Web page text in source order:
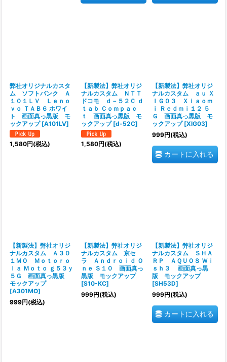
弊社オリジナルカスタ
ム ソフトバンク Ａ
１０１ＬＶ Ｌｅｎｏ
ｖｏ ＴＡＢ６ ホワイ
ト 画面真っ黒版 モ
ックアップ [A101LV]
1,580円(税込)
【新製法】弊社オリジ
ナルカスタム ＮＴＴ
ドコモ ｄ－５２Ｃ ｄ
ｔａｂ Ｃｏｍｐａｃ
ｔ 画面真っ黒版 モ
ックアップ [d-52C]
1,580円(税込)
【新製法】弊社オリジ
ナルカスタム ａｕ Ｘ
ＩＧ０３ Ｘｉａｏｍ
ｉ Ｒｅｄｍｉ１２ ５
Ｇ 画面真っ黒版 モ
ックアップ [XIG03]
999円(税込)
カートに入れる
【新製法】弊社オリジ
ナルカスタム Ａ３０
１ＭＯ Ｍｏｔｏｒｏ
ｌａ Ｍｏｔｏ ｇ５３ｙ
５Ｇ 画面真っ黒版
モックアップ
[A301MO]
999円(税込)
【新製法】弊社オリジ
ナルカスタム 京セ
ラ Ａｎｄｒｏｉｄ Ｏ
ｎｅ Ｓ１０ 画面真っ
黒版 モックアップ
[S10-KC]
999円(税込)
【新製法】弊社オリジ
ナルカスタム ＳＨＡ
ＲＰ ＡＱＵＯＳ Ｗｉ
ｓｈ３ 画面真っ黒
版 モックアップ
[SH53D]
999円(税込)
カートに入れる